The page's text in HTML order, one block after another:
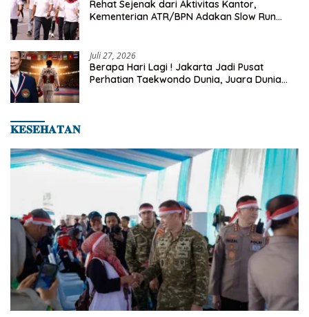
Rehat Sejenak dari Aktivitas Kantor,
Kementerian ATR/BPN Adakan Slow Run
Juli 27, 2026
Berapa Hari Lagi ! Jakarta Jadi Pusat
Perhatian Taekwondo Dunia, Juara Dunia
𝐊𝐄𝐒𝐄𝐇𝐀𝐓𝐀𝐍